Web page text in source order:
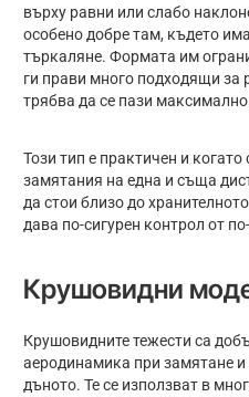
върху равни или слабо
особено добре там, където
търкаляне. Формата им
ги прави много подходящи за
трябва да се пази
Този тип е практичен и
замятания на една и съща
да стои близо до
дава по-сигурен контрол от
Крушовидни
Крушовидните тежести са
аеродинамика при замятане и
дъното. Те се използват в